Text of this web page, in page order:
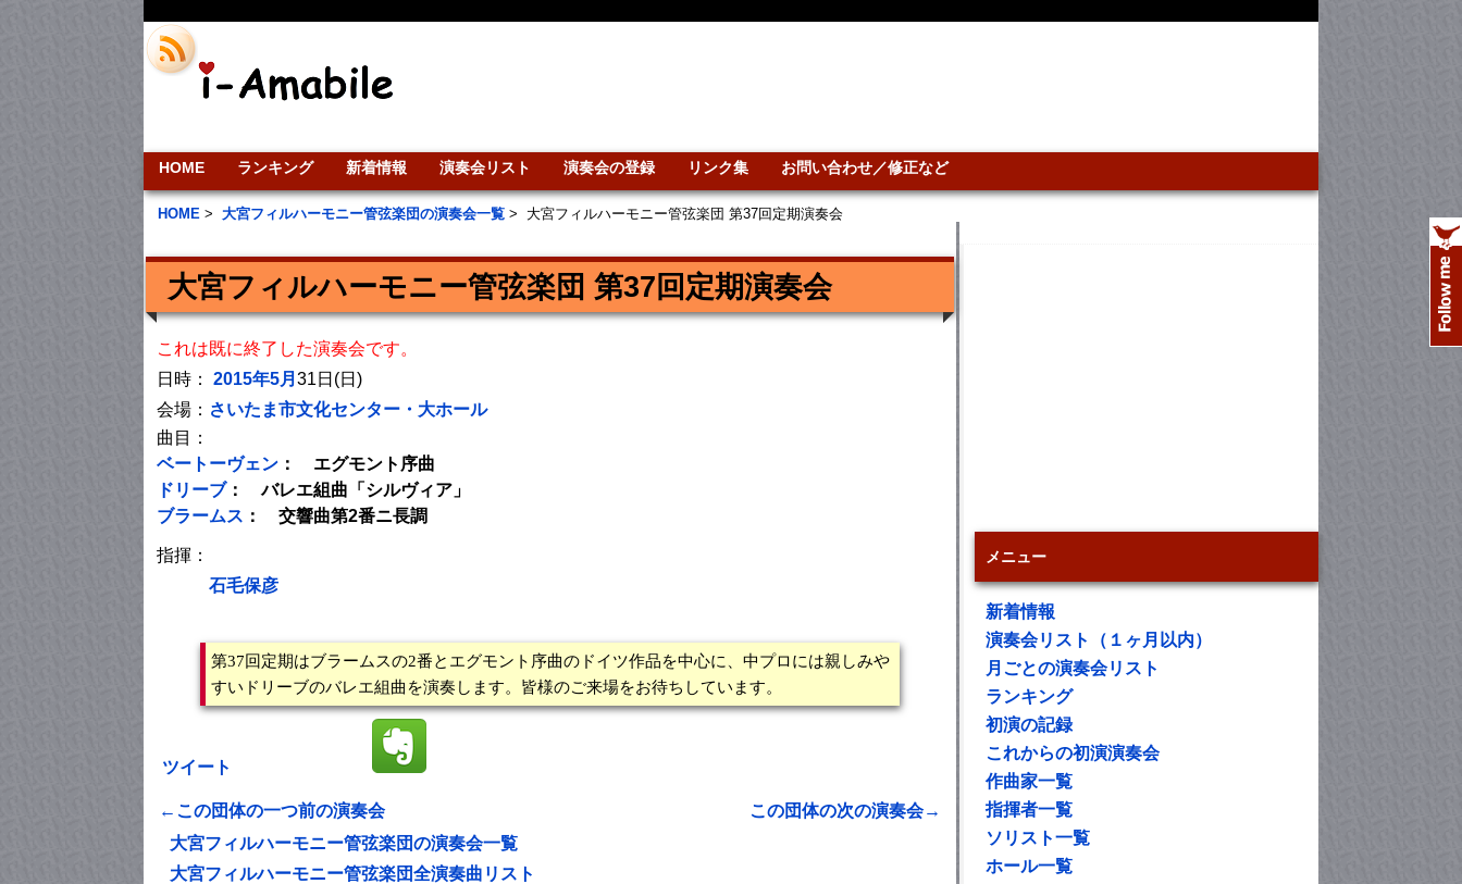
HOME ランキング 新着情報 演奏会リスト 演奏会の登録 リンク集 お問い合わせ／修正など
HOME > 大宮フィルハーモニー管弦楽団の演奏会一覧 > 大宮フィルハーモニー管弦楽団 第37回定期演奏会
大宮フィルハーモニー管弦楽団 第37回定期演奏会
これは既に終了した演奏会です。
日時： 2015年5月 31日(日)
会場： さいたま市文化センター・大ホール
曲目：
ベートーヴェン ： エグモント序曲
ドリーブ： バレエ組曲「シルヴィア」
ブラームス ： 交響曲第2番ニ長調
指揮：
石毛保彦
第37回定期はブラームスの2番とエグモント序曲のドイツ作品を中心に、中プロには親しみや
すいドリーブのバレエ組曲を演奏します。皆様のご来場をお待ちしています。
ツイート
←この団体の一つ前の演奏会
この団体の次の演奏会→
大宮フィルハーモニー管弦楽団の演奏会一覧
大宮フィルハーモニー管弦楽団全演奏曲リスト
メニュー
新着情報
演奏会リスト（１ヶ月以内）
月ごとの演奏会リスト
ランキング
初演の記録
これからの初演演奏会
作曲家一覧
指揮者一覧
ソリスト一覧
ホール一覧